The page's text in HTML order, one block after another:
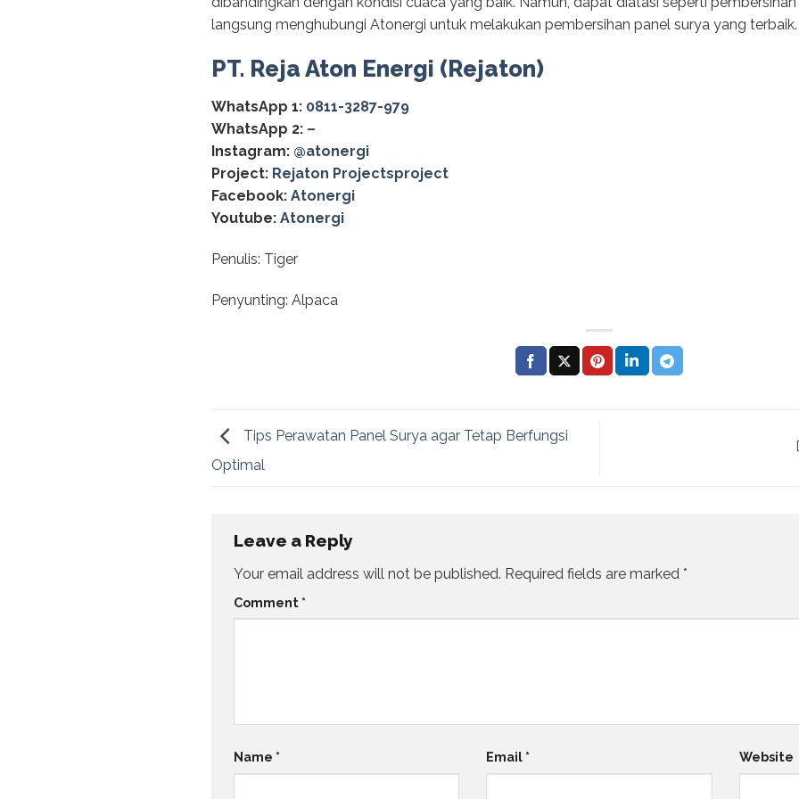
langsung menghubungi Atonergi untuk melakukan pembersihan panel surya yang terbaik.
PT. Reja Aton Energi (Rejaton)
WhatsApp 1: 0811-3287-979
WhatsApp 2: –
Instagram: @‌atonergi
Project: Rejaton Projectsproject
Facebook: Atonergi
Youtube: Atonergi
Penulis: Tiger
Penyunting: Alpaca
Tips Perawatan Panel Surya agar Tetap Berfungsi
Optimal
Leave a Reply
Your email address will not be published. Required fields are marked *
Comment *
Name * Email * Website